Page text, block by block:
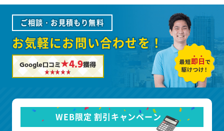
ご相談・お見積もり無料
お気軽にお問い合わせを！
Google口コミ★4.9獲得
WEB限定 割引キャンペーン